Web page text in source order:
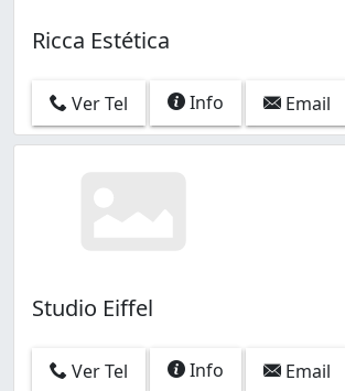
Ricca Estética
Ver Tel Info Email
Studio Eiffel
Ver Tel Info Email